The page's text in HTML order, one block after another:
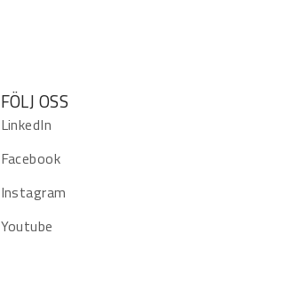
FÖLJ OSS
LinkedIn
Facebook
Instagram
Youtube